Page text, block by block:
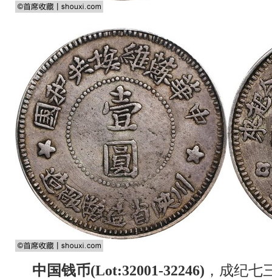
中国钱币(Lot:32001-32246) ，成纪七